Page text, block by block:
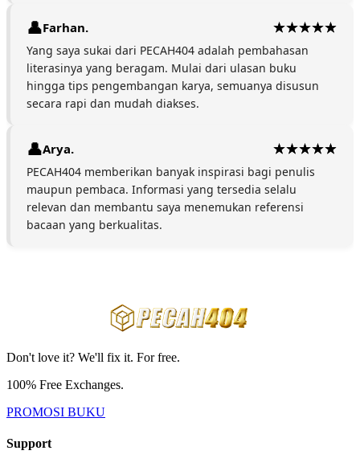
Farhan.
Yang saya sukai dari PECAH404 adalah pembahasan
literasinya yang beragam. Mulai dari ulasan buku
hingga tips pengembangan karya, semuanya disusun
secara rapi dan mudah diakses.
Arya.
PECAH404 memberikan banyak inspirasi bagi penulis
maupun pembaca. Informasi yang tersedia selalu
relevan dan membantu saya menemukan referensi
bacaan yang berkualitas.
Don't love it? We'll fix it. For free.
100% Free Exchanges.
PROMOSI BUKU
Support